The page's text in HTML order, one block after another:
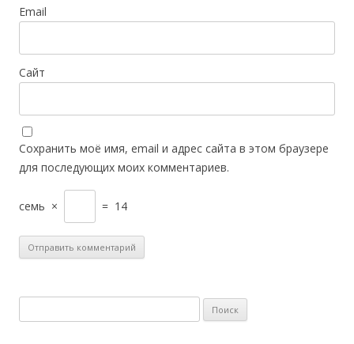
Email
Сайт
Сохранить моё имя, email и адрес сайта в этом браузере
для последующих моих комментариев.
семь × = 14